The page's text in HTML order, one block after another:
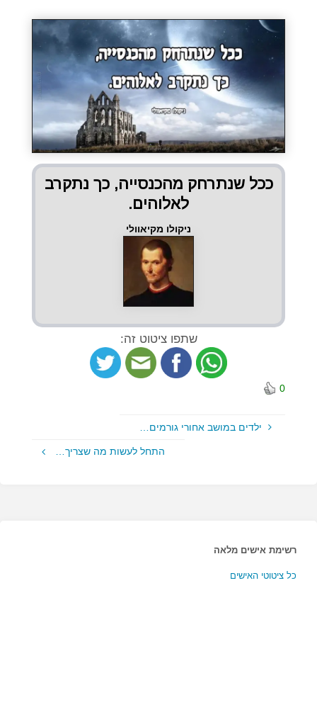
ככל שנתרחק מהכנסייה, כך נתקרב
לאלוהים.
ניקולו מקיאוולי
שתפו ציטוט זה:
0
ילדים במושב אחורי גורמים…
התחל לעשות מה שצריך…
רשימת אישים מלאה
כל ציטוטי האישים